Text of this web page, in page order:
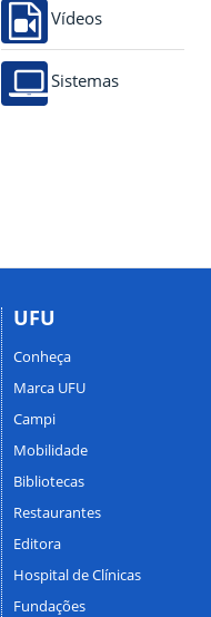
Vídeos
Sistemas
UFU
Conheça
Marca UFU
Campi
Mobilidade
Bibliotecas
Restaurantes
Editora
Hospital de Clínicas
Fundações